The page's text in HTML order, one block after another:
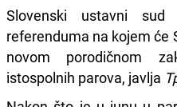
Slovenski ustavni sud
referenduma na kojem će
novom porodičnom
istospolnih parova, javlja